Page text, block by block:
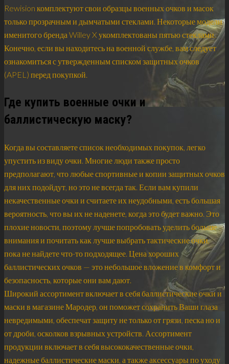
Rewision комплектуют свои образцы военных очков и масок
только прозрачным и дымчатыми стеклами. Некоторые модели
именитого бренда Willey X укомплектованы пятью стеклами.
Конечно, если вы находитесь на военной службе, вам следует
ознакомиться с утвержденным списком защитных очков
(APEL) перед покупкой.
Где купить военные очки и
баллистическую маску?
Когда вы составляете список необходимых покупок, легко
упустить из виду очки. Многие люди также просто
предполагают, что любые спортивные и копии защитных очков
для них подойдут, но это не всегда так. Если вам купили
некачественные очки и считаете их неудобными, есть большая
вероятность, что вы их не наденете, когда это будет важно. Это
плохие новости, поэтому лучше попробовать уделить больше
внимания и почитать как лучше выбрать тактические очки,
пока не найдете что-то подходящее. Цена хороших
баллистических очков — это небольшое вложение в комфорт и
безопасность, которые они вам дают.
Широкий ассортимент включает в себя баллистические очки и
маски в магазине Мародер, он поможет сохранить Ваши глаза
невредимыми, обеспечат защиту не только от грязи, песка но и
от дроби, осколков взрывных устройств. Ассортимент
продукции включает в себя высококачественные очки,
надежные баллистические маски, а также аксессуары по уходу